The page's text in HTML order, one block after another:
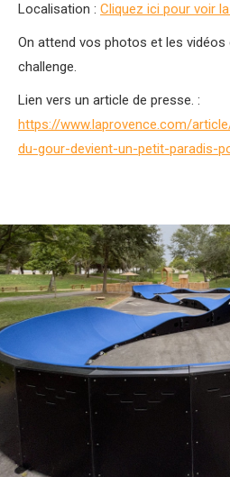
Localisation : Cliquez ici pour voir
On attend vos photos et les
challenge.
Lien vers un article de presse. :
https://www.laprovence.com/
du-gour-devient-un-petit-paradis-